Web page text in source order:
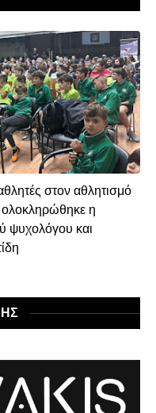
στον αθλητισμό
ολοκληρώθηκε η
ψυχολόγου και